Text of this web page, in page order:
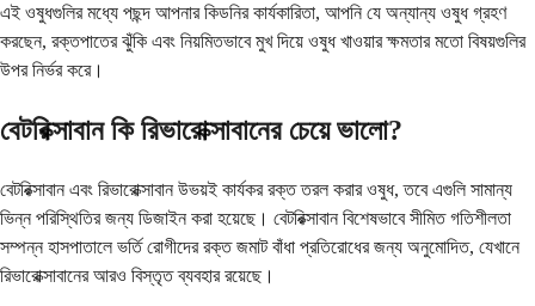
এই ওষুধগুলির মধ্যে পছন্দ আপনার কিডনির কার্যকারিতা, আপনি যে অন্যান্য ওষুধ গ্রহণ
করছেন, রক্তপাতের ঝুঁকি এবং নিয়মিতভাবে মুখ দিয়ে ওষুধ খাওয়ার ক্ষমতার মতো বিষয়গুলির
উপর নির্ভর করে।
বেটরিক্সাবান কি রিভারোক্সাবানের চেয়ে ভালো?
বেটরিক্সাবান এবং রিভারোক্সাবান উভয়ই কার্যকর রক্ত ​​তরল করার ওষুধ, তবে এগুলি সামান্য
ভিন্ন পরিস্থিতির জন্য ডিজাইন করা হয়েছে। বেটরিক্সাবান বিশেষভাবে সীমিত গতিশীলতা
সম্পন্ন হাসপাতালে ভর্তি রোগীদের রক্ত ​​জমাট বাঁধা প্রতিরোধের জন্য অনুমোদিত, যেখানে
রিভারোক্সাবানের আরও বিস্তৃত ব্যবহার রয়েছে।